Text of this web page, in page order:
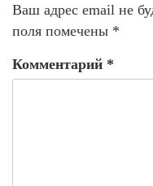
Ваш адрес email не
поля помечены *
Комментарий *